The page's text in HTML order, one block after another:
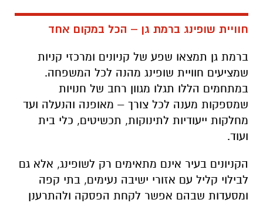
חוויית שופינג ברמת גן – הכל במקום אחד
ברמת גן תמצאו שפע של קניונים ומרכזי קניות
שמציעים חוויית שופינג מהנה לכל המשפחה.
במתחמים הללו תגלו מגוון רחב של חנויות
שמספקות מענה לכל צורך – מאופנה והנעלה ועד
מחלקות ייעודיות לתינוקות, תכשיטים, כלי בית
ועוד.
הקניונים בעיר אינם מתאימים רק לשופינג, אלא גם
לבילוי קליל עם אזורי ישיבה נעימים, בתי קפה
ומסעדות שבהם אפשר לקחת הפסקה ולהתרענן